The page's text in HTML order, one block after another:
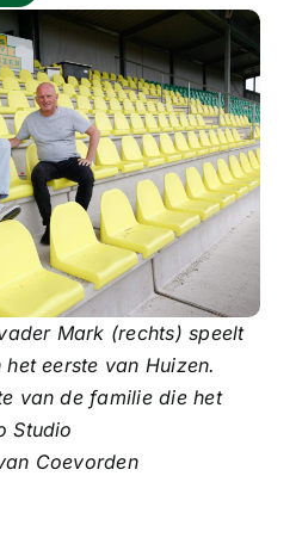
Mark (rechts) speelt
eerste van Huizen.
van de familie die het
Studio
Coevorden